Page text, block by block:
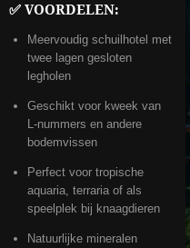
✅ VOORDELEN:
Meervoudig schuilhotel met
twee lagen gesloten
legholen
Geschikt voor kweek van
L-nummers en andere
bodemvissen
Perfect voor tropische
aquaria, terraria of als
speelplek bij knaagdieren
Natuurlijke mineralen